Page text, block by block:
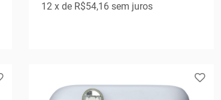
12x de R$54,16sem juros